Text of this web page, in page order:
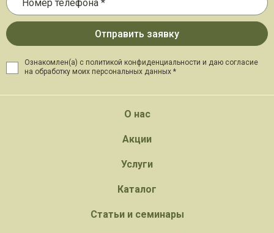
Ознакомлен(а) с политикой конфиденциальности и даю согласие
на обработку моих персональных данных *
О нас
Акции
Услуги
Каталог
Статьи и семинары